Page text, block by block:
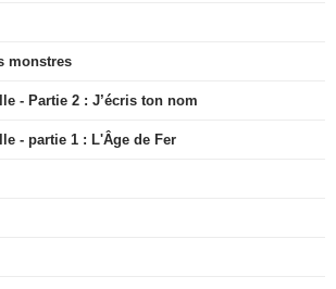
monstres
- Partie 2 : J’écris ton nom
- partie 1 : L'Âge de Fer